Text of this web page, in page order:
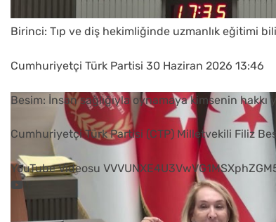
Birinci: Tıp ve diş hekimliğinde uzmanlık eğitimi
Cumhuriyetçi Türk Partisi 30 Haziran 2026 13:46
Besim: İnsan sağlığıyla oynamaya kimsenin hakkı
Cumhuriyetçi Türk Partisi (CTP) Milletvekili Filiz
YouTube Videosu